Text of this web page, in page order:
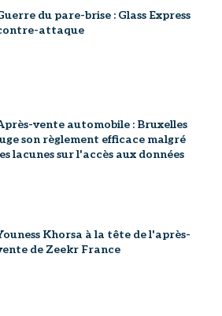
du pare-brise : Glass Express
attaque
vente automobile : Bruxelles
son règlement efficace malgré
lacunes sur l'accès aux données
Khorsa à la tête de l'après-
de Zeekr France